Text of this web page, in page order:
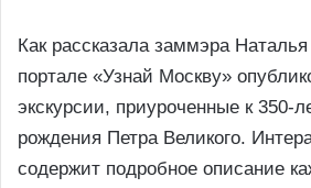
Как рассказала заммэра
портале «Узнай Москву»
экскурсии, приуроченные к 350-
рождения Петра Великого.
содержит подробное описание